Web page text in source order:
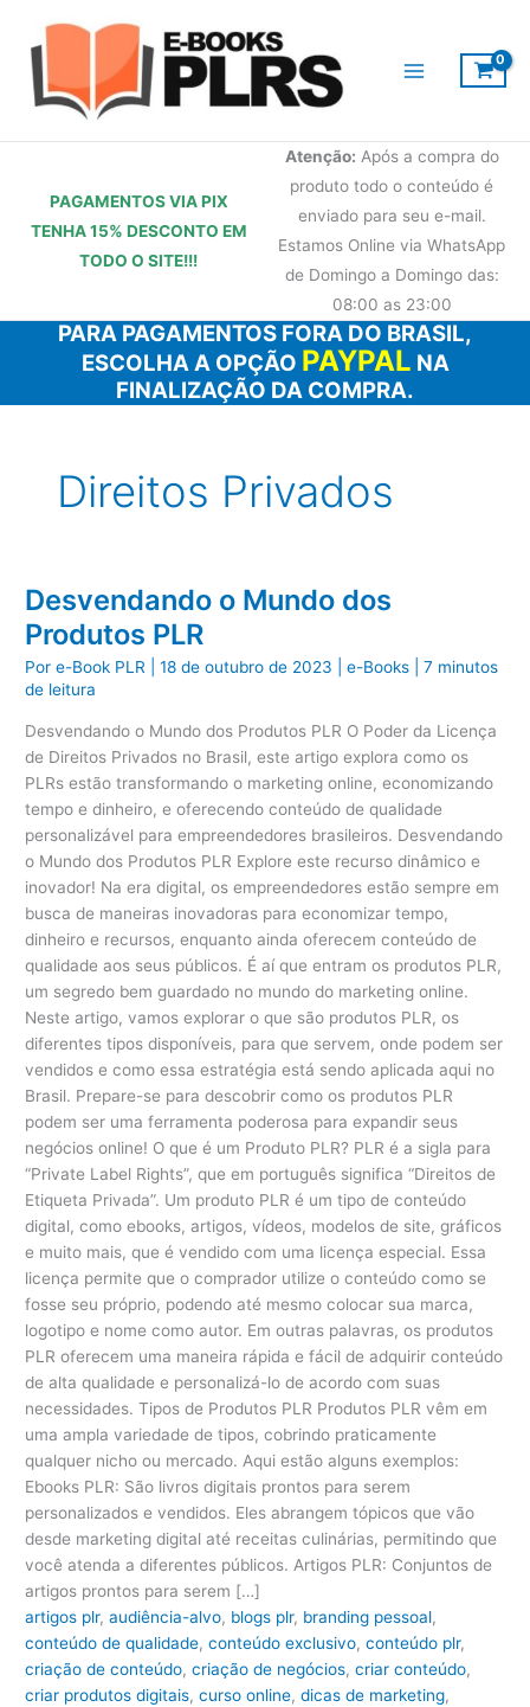
conteúdo
PAGAMENTOS VIA PIX
TENHA 15% DESCONTO EM
TODO O SITE!!!
Atenção: Após a compra do
produto todo o conteúdo é
enviado para seu e-mail.
Estamos Online via WhatsApp
de Domingo a Domingo das:
08:00 as 23:00
PARA PAGAMENTOS FORA DO BRASIL,
ESCOLHA A OPÇÃO PAYPAL NA
FINALIZAÇÃO DA COMPRA.
Direitos Privados
Desvendando o Mundo dos
Produtos PLR
Pore-Book PLR |18 de outubro de 2023 |e-Books |7 minutos
de leitura
Desvendando o Mundo dos Produtos PLR O Poder da Licença
de Direitos Privados no Brasil, este artigo explora como os
PLRs estão transformando o marketing online, economizando
tempo e dinheiro, e oferecendo conteúdo de qualidade
personalizável para empreendedores brasileiros. Desvendando
o Mundo dos Produtos PLR Explore este recurso dinâmico e
inovador! Na era digital, os empreendedores estão sempre em
busca de maneiras inovadoras para economizar tempo,
dinheiro e recursos, enquanto ainda oferecem conteúdo de
qualidade aos seus públicos. É aí que entram os produtos PLR,
um segredo bem guardado no mundo do marketing online.
Neste artigo, vamos explorar o que são produtos PLR, os
diferentes tipos disponíveis, para que servem, onde podem ser
vendidos e como essa estratégia está sendo aplicada aqui no
Brasil. Prepare-se para descobrir como os produtos PLR
podem ser uma ferramenta poderosa para expandir seus
negócios online! O que é um Produto PLR? PLR é a sigla para
“Private Label Rights”, que em português significa “Direitos de
Etiqueta Privada”. Um produto PLR é um tipo de conteúdo
digital, como ebooks, artigos, vídeos, modelos de site, gráficos
e muito mais, que é vendido com uma licença especial. Essa
licença permite que o comprador utilize o conteúdo como se
fosse seu próprio, podendo até mesmo colocar sua marca,
logotipo e nome como autor. Em outras palavras, os produtos
PLR oferecem uma maneira rápida e fácil de adquirir conteúdo
de alta qualidade e personalizá-lo de acordo com suas
necessidades. Tipos de Produtos PLR Produtos PLR vêm em
uma ampla variedade de tipos, cobrindo praticamente
qualquer nicho ou mercado. Aqui estão alguns exemplos:
Ebooks PLR: São livros digitais prontos para serem
personalizados e vendidos. Eles abrangem tópicos que vão
desde marketing digital até receitas culinárias, permitindo que
você atenda a diferentes públicos. Artigos PLR: Conjuntos de
artigos prontos para serem […]
artigos plr,audiência-alvo, blogs plr, branding pessoal,
conteúdo de qualidade,conteúdo exclusivo,conteúdo plr,
criação de conteúdo,criação de negócios,criar conteúdo,
criar produtos digitais,curso online,dicas de marketing,